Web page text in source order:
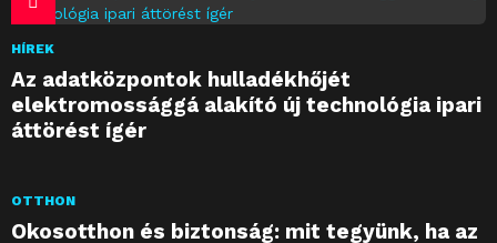
HÍREK
Az adatközpontok hulladékhőjét
elektromossággá alakító új technológia ipari
áttörést ígér
OTTHON
Okosotthon és biztonság: mit tegyünk, ha az